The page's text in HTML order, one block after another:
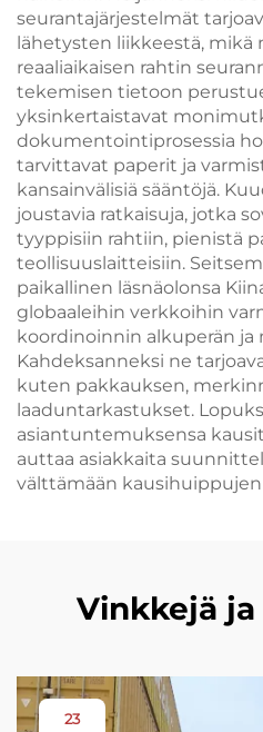
seurantajärjestelmät
lähetysten liikkeestä, mikä
reaaliaikaisen rahtin
tekemisen tietoon
yksinkertaistavat
dokumentointiprosessia
tarvittavat paperit ja
kansainvälisiä sääntöjä.
joustavia ratkaisuja, jotka
tyyppisiin rahtiin, pienistä
teollisuuslaitteisiin.
paikallinen läsnäolonsa
globaaleihin verkkoihin
koordinoinnin alkuperän ja
Kahdeksanneksi ne
kuten pakkauksen,
laaduntarkastukset.
asiantuntemuksensa
auttaa asiakkaita
välttämään
Vinkkejä
23